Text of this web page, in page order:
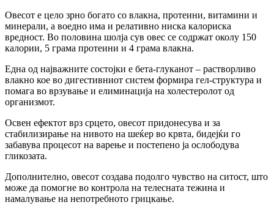
Овесот е цело зрно богато со влакна, протеини, витамини и
минерали, а воедно има и релативно ниска калориска
вредност. Во половина шолја сув овес се содржат околу 150
калории, 5 грама протеини и 4 грама влакна.
Една од најважните состојки е бета-глуканот – растворливо
влакно кое во дигестивниот систем формира гел-структура и
помага во врзување и елиминација на холестеролот од
организмот.
Освен ефектот врз срцето, овесот придонесува и за
стабилизирање на нивото на шеќер во крвта, бидејќи го
забавува процесот на варење и постепено ја ослободува
гликозата.
Дополнително, овесот создава подолго чувство на ситост, што
може да помогне во контрола на телесната тежина и
намалување на непотребното грицкање.